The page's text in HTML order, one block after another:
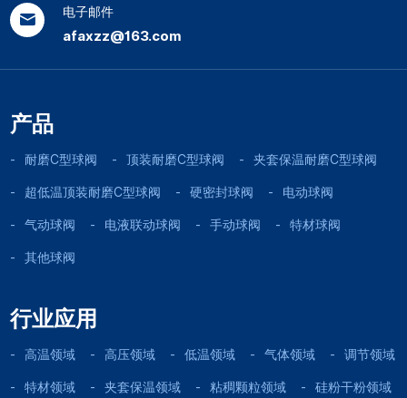
电子邮件
afaxzz@163.com
产品
耐磨C型球阀 顶装耐磨C型球阀 夹套保温耐磨C型球阀
超低温顶装耐磨C型球阀 硬密封球阀 电动球阀
气动球阀 电液联动球阀 手动球阀 特材球阀
其他球阀
行业应用
高温领域 高压领域 低温领域 气体领域 调节领域
特材领域 夹套保温领域 粘稠颗粒领域 硅粉干粉领域